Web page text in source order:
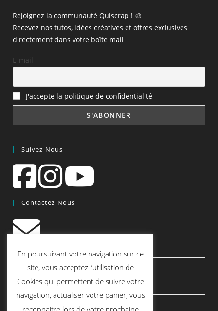
Rejoignez la communauté Quiscrap ! 🎨
Recevez nos tutos, idées créatives et offres exclusives
directement dans votre boîte mail
E-mail
J'accepte la politique de confidentialité
Suivez-Nous
Contactez-Nous
contact@quiscrap.fr
Les Fiches Techniques et les Tutos
Le Blog
Conditions générales de vente
En poursuivant votre navigation sur ce
site, vous acceptez l’utilisation de
Cookies qui permettent de suivre votre
navigation, actualiser votre panier, vous
reconnaitre lors de votre prochaine